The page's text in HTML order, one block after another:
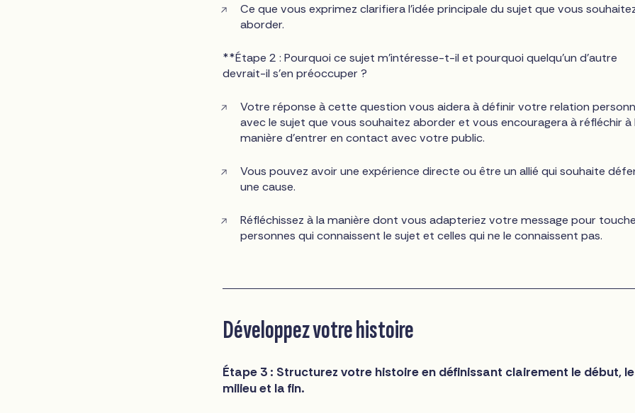
Ce que vous exprimez clarifiera l'idée principale du sujet que vous
aborder.
**Étape 2 : Pourquoi ce sujet m'intéresse-t-il et pourquoi quelqu'un d'autre
devrait-il s'en préoccuper ?
Votre réponse à cette question vous aidera à définir votre relation
avec le sujet que vous souhaitez aborder et vous encouragera à réfléchir à
manière d'entrer en contact avec votre public.
Vous pouvez avoir une expérience directe ou être un allié qui souhaite
une cause.
Réfléchissez à la manière dont vous adapteriez votre message pour
personnes qui connaissent le sujet et celles qui ne le connaissent pas.
Développez votre histoire
Étape 3 : Structurez votre histoire en définissant clairement le début, le
milieu et la fin.